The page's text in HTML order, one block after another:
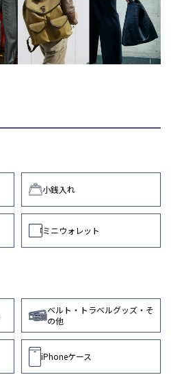
小銭入れ
ミニウォレット
ベルト・トラベルグッズ・そ
の他
iPhoneケース